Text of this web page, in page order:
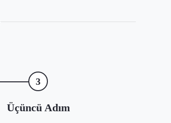
3
Üçüncü Adım